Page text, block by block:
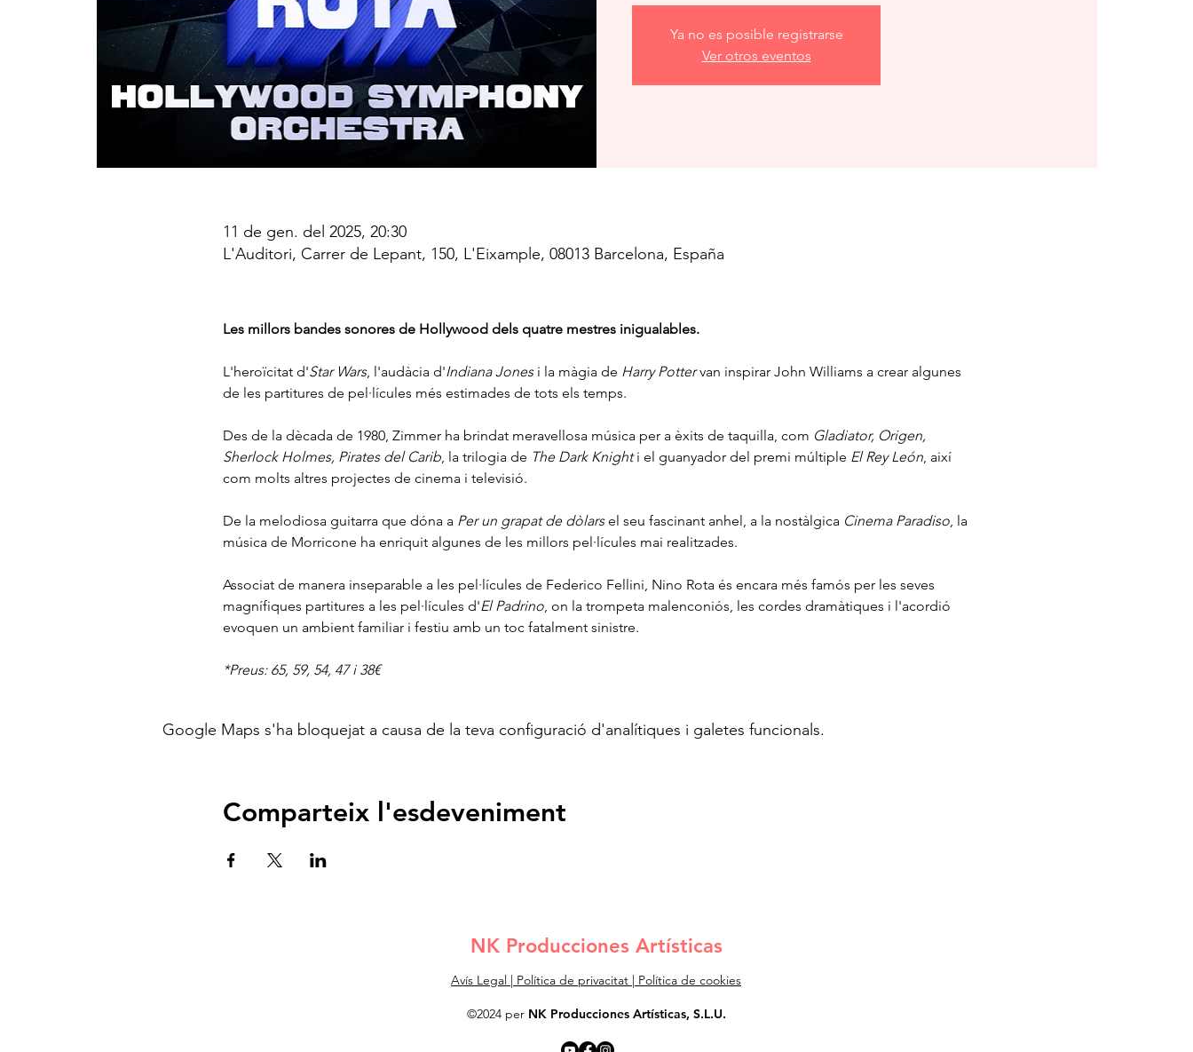
Ya no es posible registrarse
Ver otros eventos
11 de gen. del 2025, 20:30
L'Auditori, Carrer de Lepant, 150, L'Eixample, 08013 Barcelona, España
Les millors bandes sonores de Hollywood dels quatre mestres inigualables.
L'heroïcitat d'Star Wars, l'audàcia d'Indiana Jones i la màgia de Harry Potter van inspirar John Williams a crear algunes
de les partitures de pel·lícules més estimades de tots els temps.
Des de la dècada de 1980, Zimmer ha brindat meravellosa música per a èxits de taquilla, com Gladiator, Origen,
Sherlock Holmes, Pirates del Carib, la trilogia de The Dark Knight i el guanyador del premi múltiple El Rey León, així
com molts altres projectes de cinema i televisió.
De la melodiosa guitarra que dóna a Per un grapat de dòlars el seu fascinant anhel, a la nostàlgica Cinema Paradiso, la
música de Morricone ha enriquit algunes de les millors pel·lícules mai realitzades.
Associat de manera inseparable a les pel·lícules de Federico Fellini, Nino Rota és encara més famós per les seves
magnífiques partitures a les pel·lícules d'El Padrino, on la trompeta malenconiós, les cordes dramàtiques i l'acordió
evoquen un ambient familiar i festiu amb un toc fatalment sinistre.
*Preus: 65, 59, 54, 47 i 38€
Google Maps s'ha bloquejat a causa de la teva configuració d'analítiques i galetes funcionals.
Comparteix l'esdeveniment
NK Producciones Artísticas
Avís Legal | Política de privacitat | Política de cookies
©2024 perNK Producciones Artísticas, S.L.U.